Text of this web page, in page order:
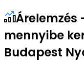
Árelemzés
mennyibe
Budapest